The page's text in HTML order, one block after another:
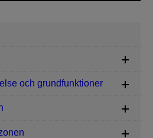
och grundfunktioner